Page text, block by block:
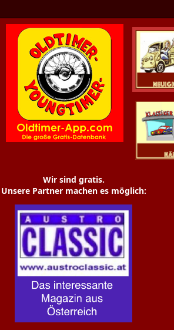
Wir sind gratis.
Unsere Partner machen es möglich: